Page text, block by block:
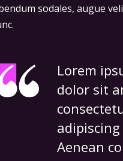
sodales, augue
Lorem
dolor sit
Aenean